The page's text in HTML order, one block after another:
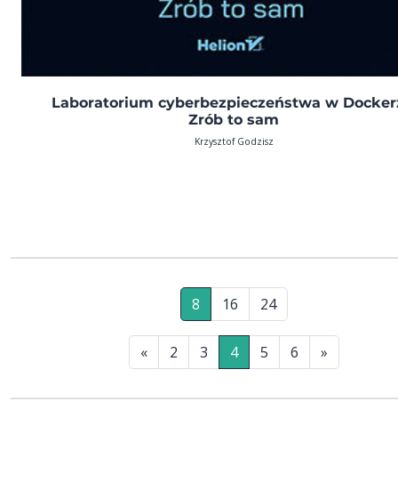
Laboratorium cyberbezpieczeństwa w
Zrób to sam
Krzysztof Godzisz
8 16 24
« 2 3 4 5 6 »